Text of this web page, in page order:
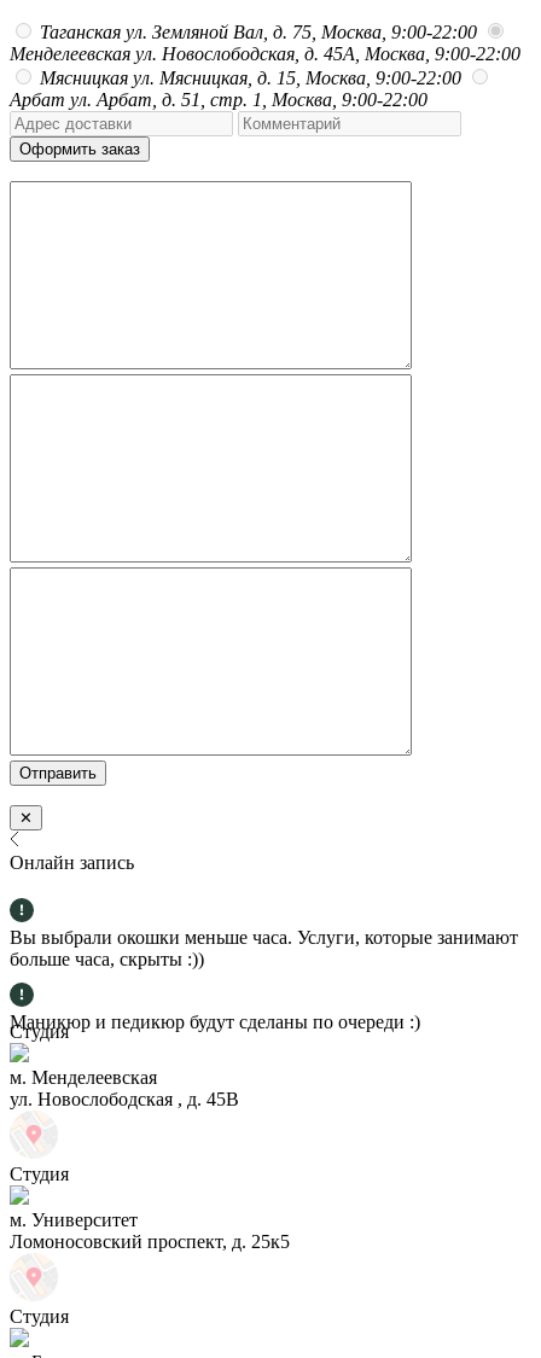
Таганская ул. Земляной Вал, д. 75, Москва, 9:00-22:00
Менделеевская ул. Новослободская, д. 45А, Москва, 9:00-22:00
Мясницкая ул. Мясницкая, д. 15, Москва, 9:00-22:00
Арбат ул. Арбат, д. 51, стр. 1, Москва, 9:00-22:00
Оформить заказ
✕
Онлайн запись
Вы выбрали окошки меньше часа. Услуги, которые занимают
больше часа, скрыты :))
Маникюр и педикюр будут сделаны по очереди :)
Студия
м. Менделеевская
ул. Новослободская , д. 45В
Студия
м. Университет
Ломоносовский проспект, д. 25к5
Студия